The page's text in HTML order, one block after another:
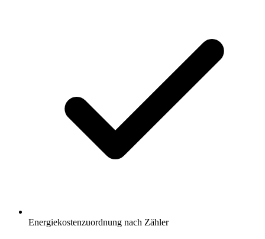
Energiekostenzuordnung nach Zähler